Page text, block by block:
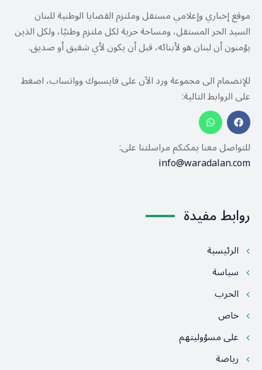
موقع إخباري وإعلامي مستقل وملتزم القضايا الوطنية للبنان
السيد الحر المستقل، ومساحة حرية لكل ملتزم وطنيًا، ولكل الذين
يؤمنون أن لبنان هو لأبنائه، قبل أن يكون لأي شقيق أو صديق.
للإنضمام الى مجموعة ورد الآن على فايسبوك وواتساب، اضغط
على الروابط التالية:
للتواصل معنا يمكنكم مراسلتنا على:
info@waradalan.com
روابط مفيدة
الرئيسية
سياسة
الحرب
خاص
على مسؤوليتهم
رياضة